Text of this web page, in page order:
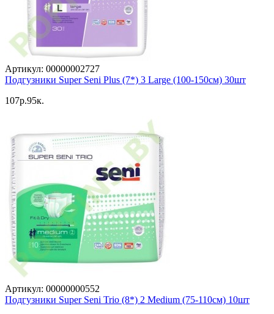
Артикул: 00000002727
Подгузники Super Seni Plus (7*) 3 Large (100-150см) 30шт
107p.95к.
Артикул: 00000000552
Подгузники Super Seni Trio (8*) 2 Medium (75-110см) 10шт